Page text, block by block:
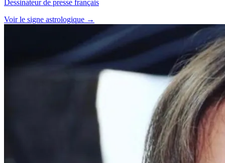
Dessinateur de presse français
Voir le signe astrologique →